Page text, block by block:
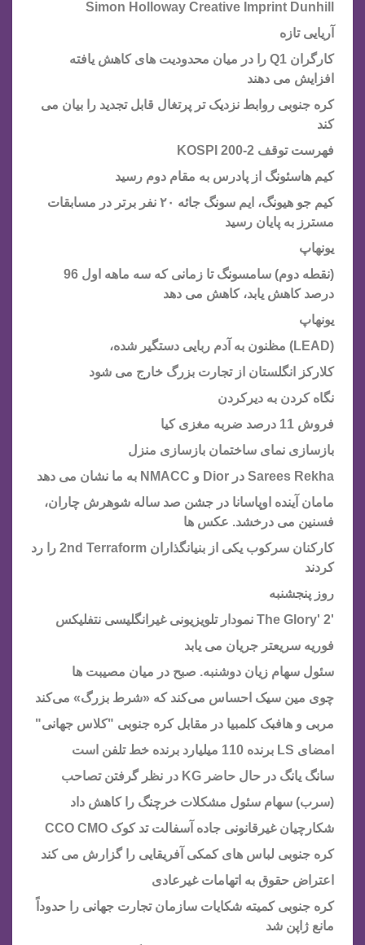
Simon Holloway Creative Imprint Dunhill
آریایی تازه
کارگران Q1 را در میان محدودیت های کاهش یافته
افزایش می دهند
کره جنوبی روابط نزدیک تر پرتغال قابل تجدید را بیان می
کند
فهرست توقف KOSPI 200-2
کیم هاسئونگ از پادرس به مقام دوم رسید
کیم جو هیونگ، ایم سونگ جائه ۲۰ نفر برتر در مسابقات
مسترز به پایان رسید
یونهاپ
(نقطه دوم) سامسونگ تا زمانی که سه ماهه اول 96
درصد کاهش یابد، کاهش می دهد
یونهاپ
(LEAD) مظنون به آدم ربایی دستگیر شده،
کلارکز انگلستان از تجارت بزرگ خارج می شود
نگاه کردن به دیرکردن
فروش 11 درصد ضربه مغزی کیا
بازسازی نمای ساختمان بازسازی منزل
Sarees Rekha در Dior و NMACC به ما نشان می دهد
مامان آینده اوپاسانا در جشن صد ساله شوهرش چاران،
فسنین می درخشد. عکس ها
کارکنان سرکوب یکی از بنیانگذاران 2nd Terraform را رد
کردند
روز پنجشنبه
'The Glory' 2 نمودار تلویزیونی غیرانگلیسی نتفلیکس
فوریه سریعتر جریان می یابد
سئول سهام زیان دوشنبه. صبح در میان مصیبت ها
چوی مین سیک احساس می‌کند که «شرط بزرگ» می‌کند
مربی و هافبک کلمبیا در مقابل کره جنوبی "کلاس جهانی"
امضای LS برنده 110 میلیارد برنده خط تلفن است
سانگ یانگ در حال حاضر KG در نظر گرفتن تصاحب
(سرب) سهام سئول مشکلات خرچنگ را کاهش داد
شکارچیان غیرقانونی جاده آسفالت تد کوک CCO CMO
کره جنوبی لباس های کمکی آفریقایی را گزارش می کند
اعتراض حقوق به اتهامات غیرعادی
کره جنوبی کمیته شکایات سازمان تجارت جهانی را حدوداً
مانع ژاپن شد